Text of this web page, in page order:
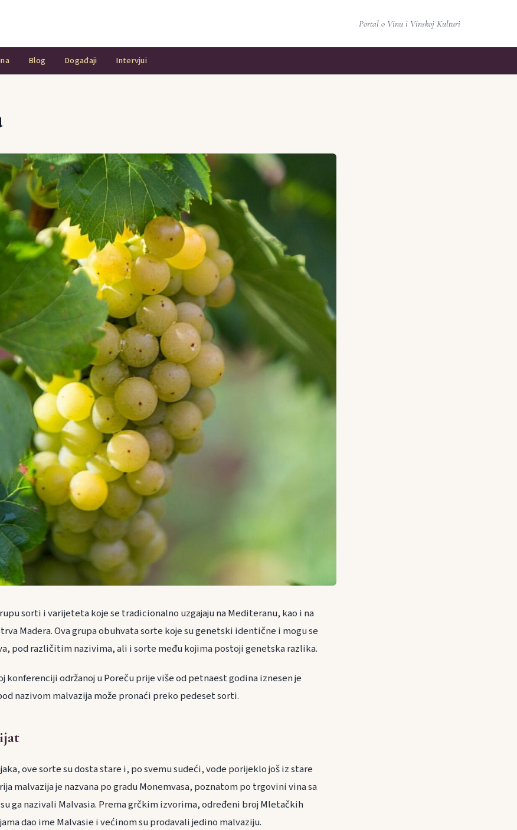
Portal o Vinu i Vinskoj Kulturi
Blog Događaji Intervjui
sorti i varijeteta koje se tradicionalno uzgajaju na Mediteranu, kao i na
Madera. Ova grupa obuhvata sorte koje su genetski identične i mogu se
pod različitim nazivima, ali i sorte među kojima postoji genetska razlika.
konferenciji održanoj u Poreču prije više od petnaest godina iznesen je
nazivom malvazija može pronaći preko pedeset sorti.
ove sorte su dosta stare i, po svemu sudeći, vode porijeklo još iz stare
malvazija je nazvana po gradu Monemvasa, poznatom po trgovini vina sa
ga nazivali Malvasia. Prema grčkim izvorima, određeni broj Mletačkih
dao ime Malvasie i većinom su prodavali jedino malvaziju.